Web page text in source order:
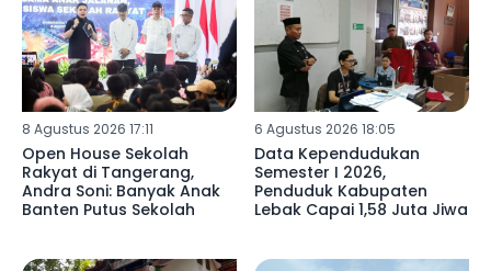
8 Agustus 2026 17:11
Open House Sekolah
Rakyat di Tangerang,
Andra Soni: Banyak Anak
Banten Putus Sekolah
6 Agustus 2026 18:05
Data Kependudukan
Semester I 2026,
Penduduk Kabupaten
Lebak Capai 1,58 Juta Jiwa